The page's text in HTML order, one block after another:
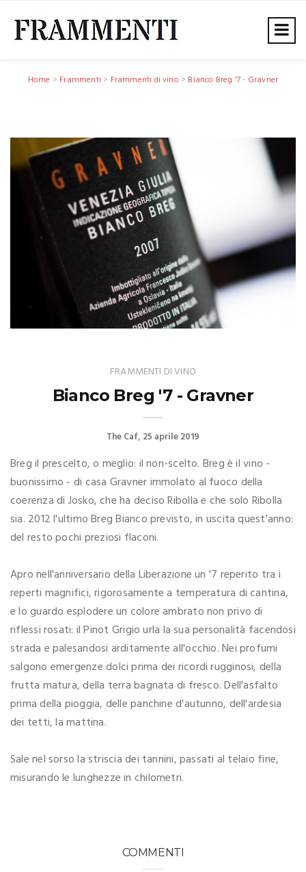
Home > Frammenti > Frammenti di vino > Bianco Breg '7 - Gravner
FRAMMENTI DI VINO
Bianco Breg '7 - Gravner
The Caf 25 aprile 2019
Breg il prescelto, o meglio: il non-scelto. Breg è il vino -
buonissimo - di casa Gravner immolato al fuoco della
coerenza di Josko, che ha deciso Ribolla e che solo Ribolla
sia. 2012 l'ultimo Breg Bianco previsto, in uscita quest'anno:
del resto pochi preziosi flaconi.
Apro nell'anniversario della Liberazione un '7 reperito tra i
reperti magnifici, rigorosamente a temperatura di cantina,
e lo guardo esplodere un colore ambrato non privo di
riflessi rosati: il Pinot Grigio urla la sua personalità facendosi
strada e palesandosi arditamente all'occhio. Nei profumi
salgono emergenze dolci prima dei ricordi rugginosi, della
frutta matura, della terra bagnata di fresco. Dell'asfalto
prima della pioggia, delle panchine d'autunno, dell'ardesia
dei tetti, la mattina.
Sale nel sorso la striscia dei tannini, passati al telaio fine,
misurando le lunghezze in chilometri.
COMMENTI